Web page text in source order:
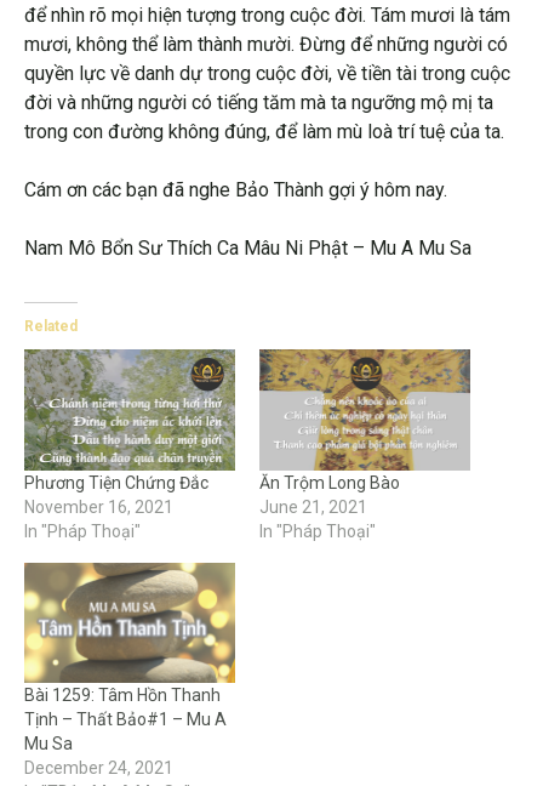
để nhìn rõ mọi hiện tượng trong cuộc đời. Tám mươi là tám
mươi, không thể làm thành mười. Đừng để những người có
quyền lực về danh dự trong cuộc đời, về tiền tài trong cuộc
đời và những người có tiếng tăm mà ta ngưỡng mộ mị ta
trong con đường không đúng, để làm mù loà trí tuệ của ta.
Cám ơn các bạn đã nghe Bảo Thành gợi ý hôm nay.
Nam Mô Bổn Sư Thích Ca Mâu Ni Phật – Mu A Mu Sa
Related
Phương Tiện Chứng Đắc
November 16, 2021
In "Pháp Thoại"
Ăn Trộm Long Bào
June 21, 2021
In "Pháp Thoại"
Bài 1259: Tâm Hồn Thanh
Tịnh – Thất Bảo#1 – Mu A
Mu Sa
December 24, 2021